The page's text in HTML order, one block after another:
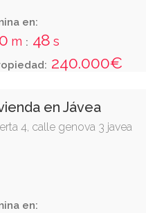
en:
m : 47 s
240.000€
en Jávea
4, calle genova 3 javea
en: